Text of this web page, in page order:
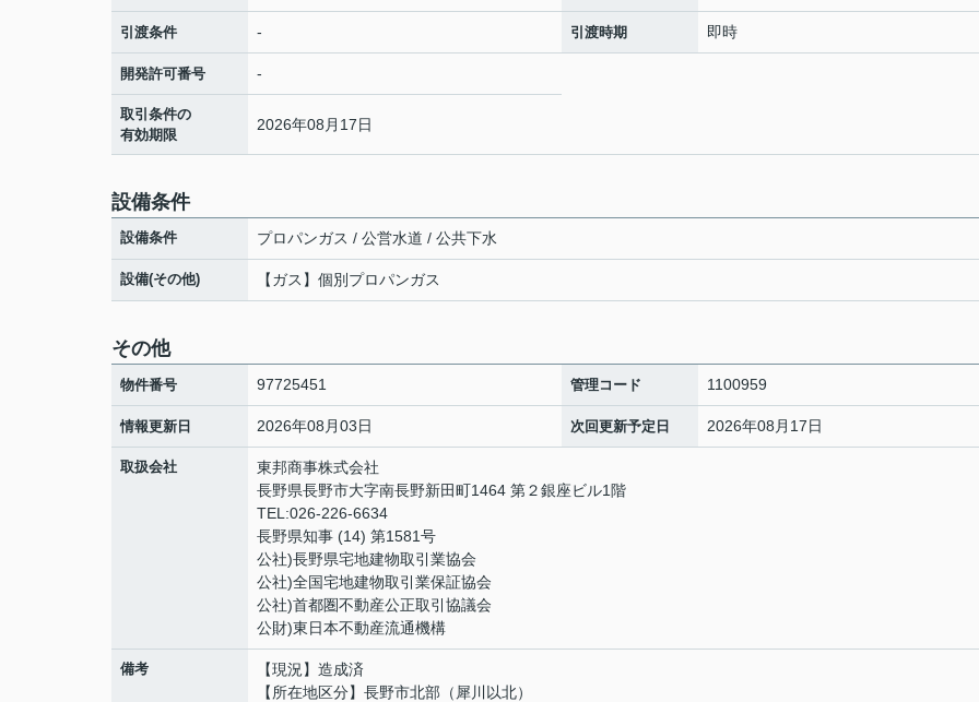
引渡条件 - 引渡時期 即時
開発許可番号 -
取引条件の
有効期限
2026年08月17日
設備条件
設備条件 プロパンガス / 公営水道 / 公共下水
設備(その他) 【ガス】個別プロパンガス
その他
物件番号 97725451 管理コード 1100959
情報更新日 2026年08月03日 次回更新予定日 2026年08月17日
取扱会社
東邦商事株式会社
長野県長野市大字南長野新田町1464 第２銀座ビル1階
TEL:026-226-6634
長野県知事 (14) 第1581号
公社)長野県宅地建物取引業協会
公社)全国宅地建物取引業保証協会
公社)首都圏不動産公正取引協議会
公財)東日本不動産流通機構
備考
【現況】造成済
【所在地区分】長野市北部（犀川以北）